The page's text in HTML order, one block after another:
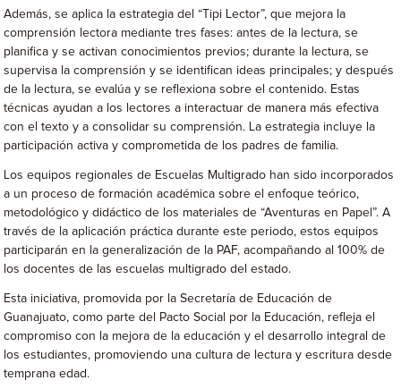
Además, se aplica la estrategia del “Tipi Lector”, que mejora la
comprensión lectora mediante tres fases: antes de la lectura, se
planifica y se activan conocimientos previos; durante la lectura, se
supervisa la comprensión y se identifican ideas principales; y después
de la lectura, se evalúa y se reflexiona sobre el contenido. Estas
técnicas ayudan a los lectores a interactuar de manera más efectiva
con el texto y a consolidar su comprensión. La estrategia incluye la
participación activa y comprometida de los padres de familia.
Los equipos regionales de Escuelas Multigrado han sido incorporados
a un proceso de formación académica sobre el enfoque teórico,
metodológico y didáctico de los materiales de “Aventuras en Papel”. A
través de la aplicación práctica durante este periodo, estos equipos
participarán en la generalización de la PAF, acompañando al 100% de
los docentes de las escuelas multigrado del estado.
Esta iniciativa, promovida por la Secretaría de Educación de
Guanajuato, como parte del Pacto Social por la Educación, refleja el
compromiso con la mejora de la educación y el desarrollo integral de
los estudiantes, promoviendo una cultura de lectura y escritura desde
temprana edad.